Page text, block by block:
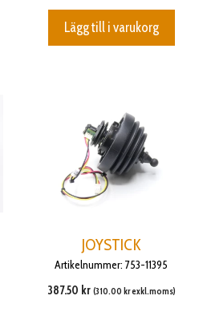
Lägg till i varukorg
JOYSTICK
Artikelnummer: 753-11395
387.50 kr (310.00 krexkl.moms)